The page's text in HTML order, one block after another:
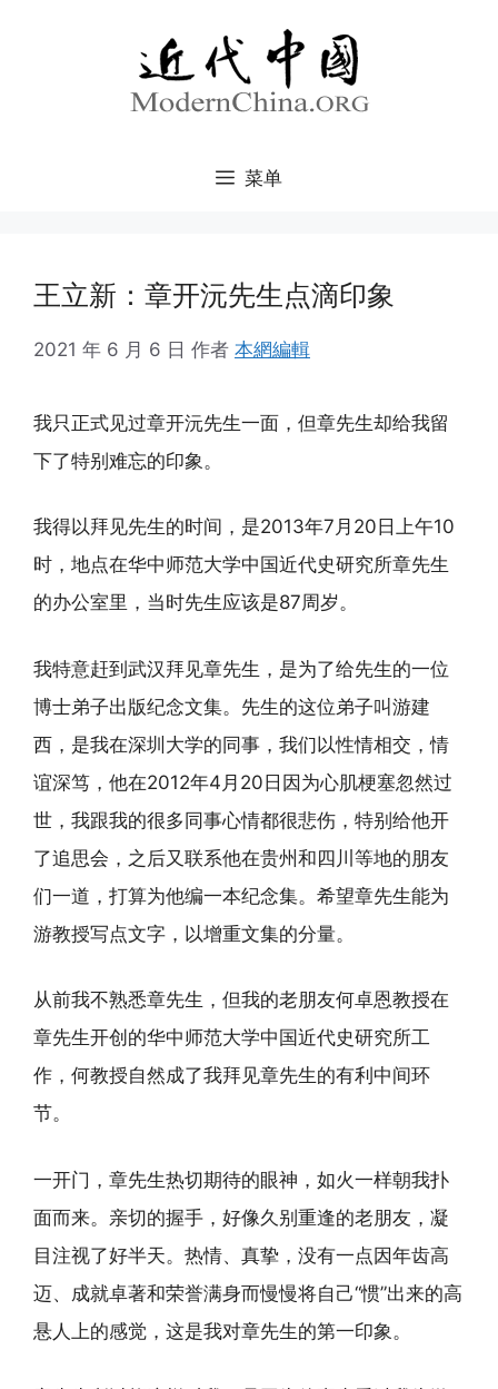
菜单
王立新：章开沅先生点滴印象
2021 年 6 月 6 日 作者 本網編輯
我只正式见过章开沅先生一面，但章先生却给我留
下了特别难忘的印象。
我得以拜见先生的时间，是2013年7月20日上午10
时，地点在华中师范大学中国近代史研究所章先生
的办公室里，当时先生应该是87周岁。
我特意赶到武汉拜见章先生，是为了给先生的一位
博士弟子出版纪念文集。先生的这位弟子叫游建
西，是我在深圳大学的同事，我们以性情相交，情
谊深笃，他在2012年4月20日因为心肌梗塞忽然过
世，我跟我的很多同事心情都很悲伤，特别给他开
了追思会，之后又联系他在贵州和四川等地的朋友
们一道，打算为他编一本纪念集。希望章先生能为
游教授写点文字，以增重文集的分量。
从前我不熟悉章先生，但我的老朋友何卓恩教授在
章先生开创的华中师范大学中国近代史研究所工
作，何教授自然成了我拜见章先生的有利中间环
节。
一开门，章先生热切期待的眼神，如火一样朝我扑
面而来。亲切的握手，好像久别重逢的老朋友，凝
目注视了好半天。热情、真挚，没有一点因年齿高
迈、成就卓著和荣誉满身而慢慢将自己“惯”出来的高
悬人上的感觉，这是我对章先生的第一印象。